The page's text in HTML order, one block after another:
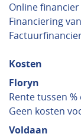
Online financier
Financiering
Kosten
Floryn
Rente tussen
Geen kosten
Voldaan